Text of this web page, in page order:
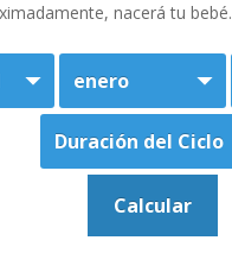
nacerá tu bebé.